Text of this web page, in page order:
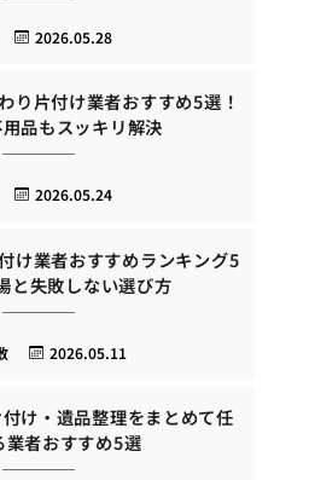
2026.05.28
り片付け業者おすすめ5選！
品もスッキリ解決
2026.05.24
け業者おすすめランキング5
と失敗しない選び方
2026.05.11
け・遺品整理をまとめて任
業者おすすめ5選